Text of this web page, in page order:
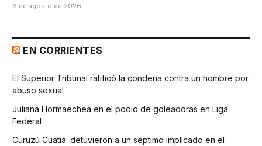
6 de agosto de 2026
EN CORRIENTES
El Superior Tribunal ratificó la condena contra un hombre por
abuso sexual
Juliana Hormaechea en el podio de goleadoras en Liga
Federal
Curuzú Cuatiá: detuvieron a un séptimo implicado en el